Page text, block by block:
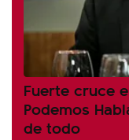
Fuerte cruce
Podemos
de todo